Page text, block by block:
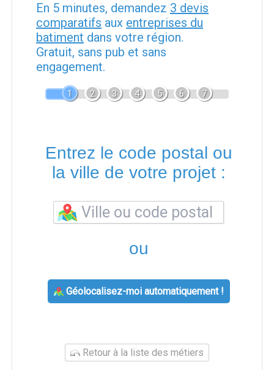
En 5 minutes, demandez 3 devis
comparatifs aux entreprises du
batiment dans votre région.
Gratuit, sans pub et sans
engagement.
1 2 3 4 5 6 7
Entrez le code postal ou
la ville de votre projet :
ou
Géolocalisez-moi automatiquement !
Retour à la liste des métiers